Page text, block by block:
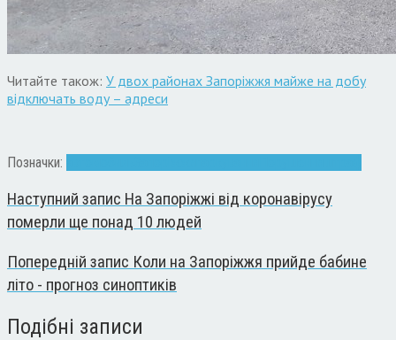
Читайте також: У двох районах Запоріжжя майже на добу
відключать воду – адреси
Позначки:
Наступний запис На Запоріжжі від коронавірусу
померли ще понад 10 людей
Попередній запис Коли на Запоріжжя прийде бабине
літо - прогноз синоптиків
Подібні записи